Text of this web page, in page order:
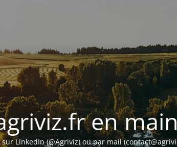
en
LinkedIn (@Agriviz) ou par mail